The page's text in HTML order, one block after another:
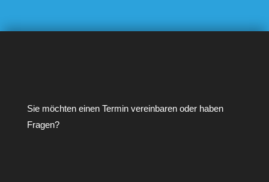
Sie möchten einen Termin vereinbaren oder haben
Fragen?